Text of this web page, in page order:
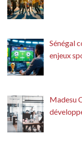
Sénégal
enjeux
Madesu